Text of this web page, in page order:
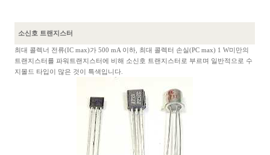
소신호 트랜지스터
최대 콜렉너 전류(IC max)가 500 mA 이하, 최대 콜렉터 손실(PC max) 1 W미만의
트랜지스터를 파워트랜지스터에 비해 소신호 트랜지스터로 부르며 일반적으로 수
지몰드 타입이 많은 것이 특색입니다.